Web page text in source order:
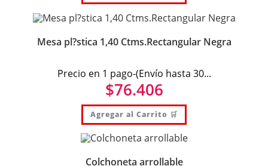
Mesa pl?stica 1,40 Ctms.Rectangular Negra
Precio en 1 pago-(Envío hasta 30...
$76.406
Agregar al Carrito 🛒
Colchoneta arrollable